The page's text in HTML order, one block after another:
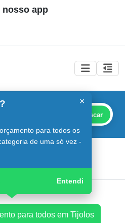
nosso app
Buscar
Sorocaba
Guia Digital Tijolos
para todos em Tijolos
×
para todos os
de uma só vez -
Entendi